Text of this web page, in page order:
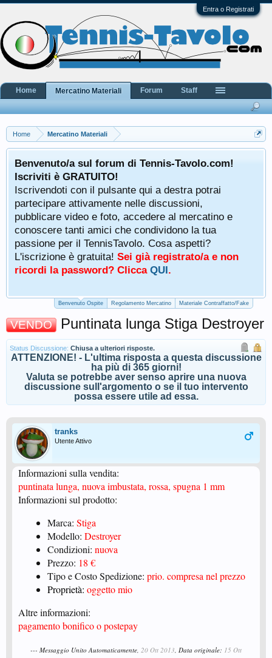
Entra o Registrati
Home Mercatino Materiali
Benvenuto/a sul forum di Tennis-Tavolo.com!
Iscriviti è GRATUITO!
Iscrivendoti con il pulsante qui a destra potrai
partecipare attivamente nelle discussioni,
pubblicare video e foto, accedere al mercatino e
conoscere tanti amici che condividono la tua
passione per il TennisTavolo. Cosa aspetti?
L'iscrizione è gratuita! Sei già registrato/a e non
ricordi la password? Clicca QUI.
Benvenuto Ospite Regolamento Mercatino Materiale Contraffatto/Fake
VENDO Puntinata lunga Stiga Destroyer
Status Discussione: Chiusa a ulteriori risposte.
ATTENZIONE! - L'ultima risposta a questa discussione
ha più di 365 giorni!
Valuta se potrebbe aver senso aprire una nuova
discussione sull'argomento o se il tuo intervento
possa essere utile ad essa.
tranks
Utente Attivo
Informazioni sulla vendita:
puntinata lunga, nuova imbustata, rossa, spugna 1 mm
Informazioni sul prodotto:
Marca: Stiga
Modello: Destroyer
Condizioni: nuova
Prezzo: 18 €
Tipo e Costo Spedizione: prio. compresa nel prezzo
Proprietà: oggetto mio
Altre informazioni:
pagamento bonifico o postepay
--- Messaggio Unito Automaticamente, 20 Ott 2013, Data originale: 15 Ott
Home Mercatino Materiali Forum Staff